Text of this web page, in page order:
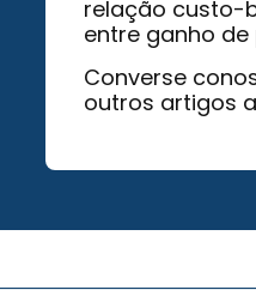
relação custo-
entre ganho
Converse
outros artigos